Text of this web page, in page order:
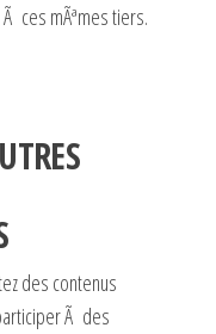
ces mÃªmes tiers.
des contenus
Ã des